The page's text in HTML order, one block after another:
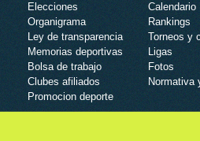
Elecciones
Organigrama
Ley de transparencia
Memorias deportivas
Bolsa de trabajo
Clubes afiliados
Promocion deporte
Calendario
Rankings
Torneos y
Ligas
Fotos
Normativa